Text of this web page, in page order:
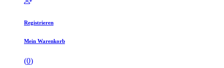
Registrieren
Mein Warenkorb
(0)